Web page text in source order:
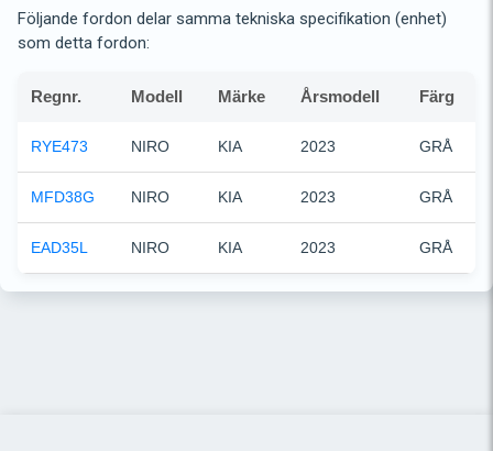
Följande fordon delar samma tekniska specifikation (enhet)
som detta fordon:
Regnr. Modell Märke Årsmodell Färg
RYE473 NIRO KIA 2023 GRÅ
MFD38G NIRO KIA 2023 GRÅ
EAD35L NIRO KIA 2023 GRÅ